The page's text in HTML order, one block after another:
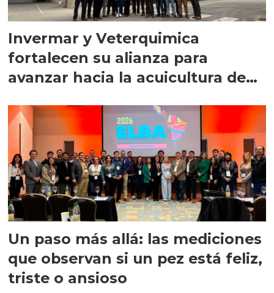
Invermar y Veterquimica
fortalecen su alianza para
avanzar hacia la acuicultura de
Un paso más allá: las mediciones
que observan si un pez está feliz,
triste o ansioso